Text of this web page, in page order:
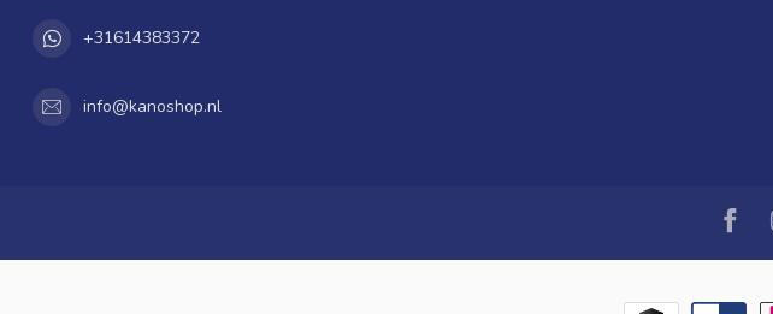
+31614383372
info@kanoshop.nl